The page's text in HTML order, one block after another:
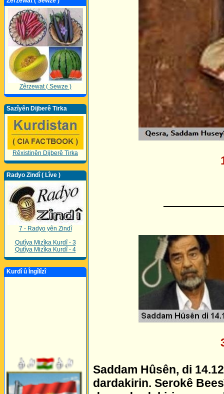
Zêrzewat ( Sewze )
Sazîyên Dijberê Tirka
Rêxistinên Dijberê Tirka
Radyo Zindî ( Lîve )
7 - Radyo yên Zindî
Qutîya Mizîka Kurdî - 3
Qutîya Mizîka Kurdî - 4
Kurdî û Îngîlîzî
Saddam Hûsên, di
dardakirin. Serokê